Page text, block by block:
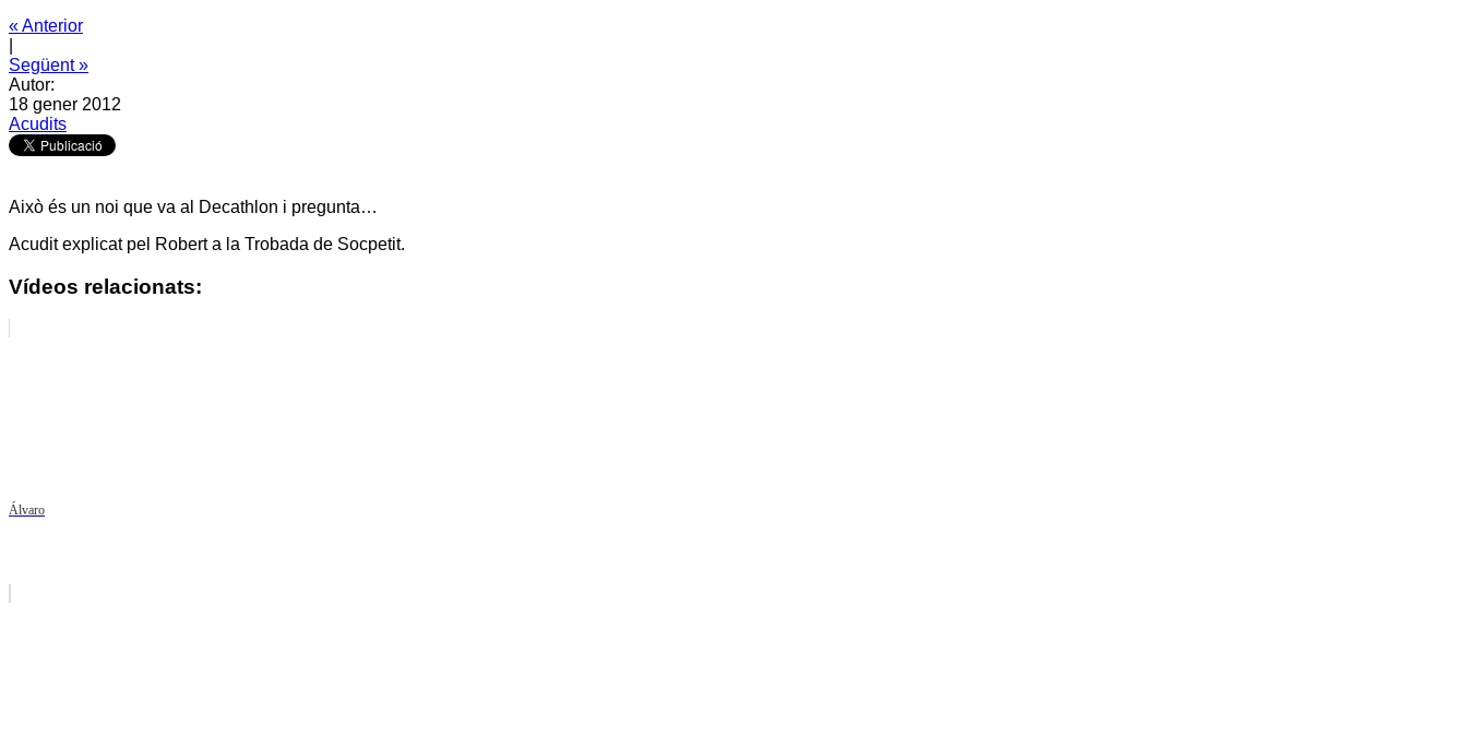
« Anterior
Següent »
Autor:
18 gener 2012
Acudits
Això és un noi que va al Decathlon i pregunta…
Acudit explicat pel Robert a la Trobada de Socpetit.
Vídeos relacionats:
Álvaro